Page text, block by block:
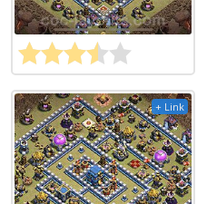
+ Link